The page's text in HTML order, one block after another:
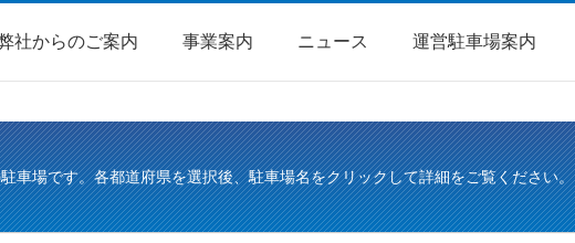
社からのご案内 事業案内 ニュース 運営駐車場案内
車場です。各都道府県を選択後、駐車場名をクリックして詳細をご覧ください。